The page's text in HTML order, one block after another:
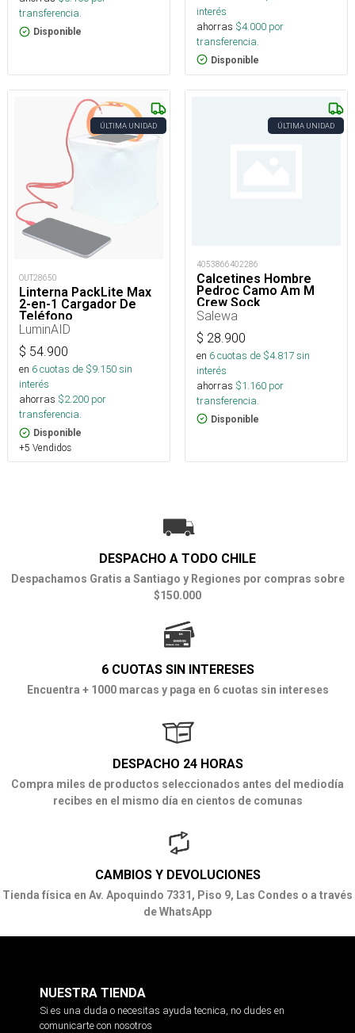
transferencia.
Disponible
interés
ahorras $4.000 por
transferencia.
Disponible
ÚLTIMA UNIDAD
OUT28650
Linterna PackLite Max
2-en-1 Cargador De
Teléfono
LuminAID
$ 54.900
en 6cuotas de $9.150sin
interés
ahorras $2.200 por
transferencia.
Disponible
+5 Vendidos
ÚLTIMA UNIDAD
4053866402286
Calcetines Hombre
Pedroc Camo Am M
Crew Sock
Salewa
$ 28.900
en 6cuotas de $4.817sin
interés
ahorras $1.160 por
transferencia.
Disponible
DESPACHO A TODO CHILE
Despachamos Gratis a Santiago y Regiones por compras sobre
$150.000
6 CUOTAS SIN INTERESES
Encuentra + 1000 marcas y paga en 6 cuotas sin intereses
DESPACHO 24 HORAS
Compra miles de productos seleccionados antes del mediodía
recibes en el mismo día en cientos de comunas
CAMBIOS Y DEVOLUCIONES
Tienda física en Av. Apoquindo 7331, Piso 9, Las Condes o a través
de WhatsApp
NUESTRA TIENDA
Si es una duda o necesitas ayuda tecnica, no dudes en
comunicarte con nosotros